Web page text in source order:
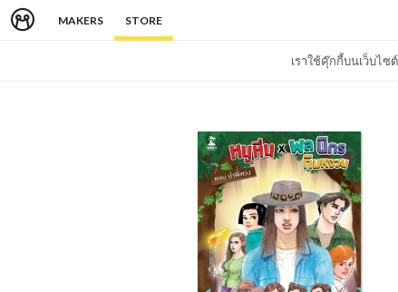
MAKERS STORE
เราใช้คุ๊กกี้บนเว็บไ